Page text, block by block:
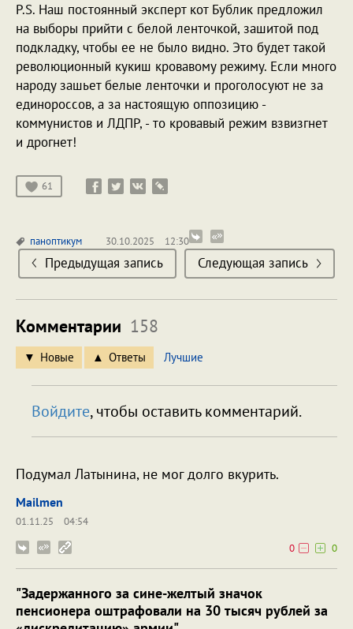
P.S. Наш постоянный эксперт кот Бублик предложил
на выборы прийти с белой ленточкой, зашитой под
подкладку, чтобы ее не было видно. Это будет такой
революционный кукиш кровавому режиму. Если много
народу зашьет белые ленточки и проголосуют не за
единороссов, а за настоящую оппозицию -
коммунистов и ЛДПР, - то кровавый режим взвизгнет
и дрогнет!
61
паноптикум 30.10.2025 12:30
Предыдущая запись Следующая запись
Комментарии 158
Новые Ответы Лучшие
Войдите, чтобы оставить комментарий.
Подумал Латынина, не мог долго вкурить.
Mailmen
01.11.25
04:54
0
0
"Задержанного за сине-желтый значок
пенсионера оштрафовали на 30 тысяч рублей за